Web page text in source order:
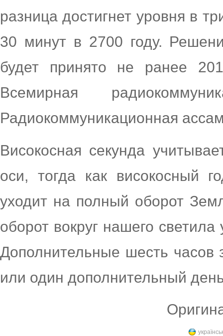
разница достигнет уровня в
30 минут в 2700 году.
будет принято не ранее
Всемирная
Радиокоммуникационная
Високосная секунда
оси, тогда как високосный
уходит на полный оборот
оборот вокруг нашего
Дополнительные шесть часов
или один дополнительный